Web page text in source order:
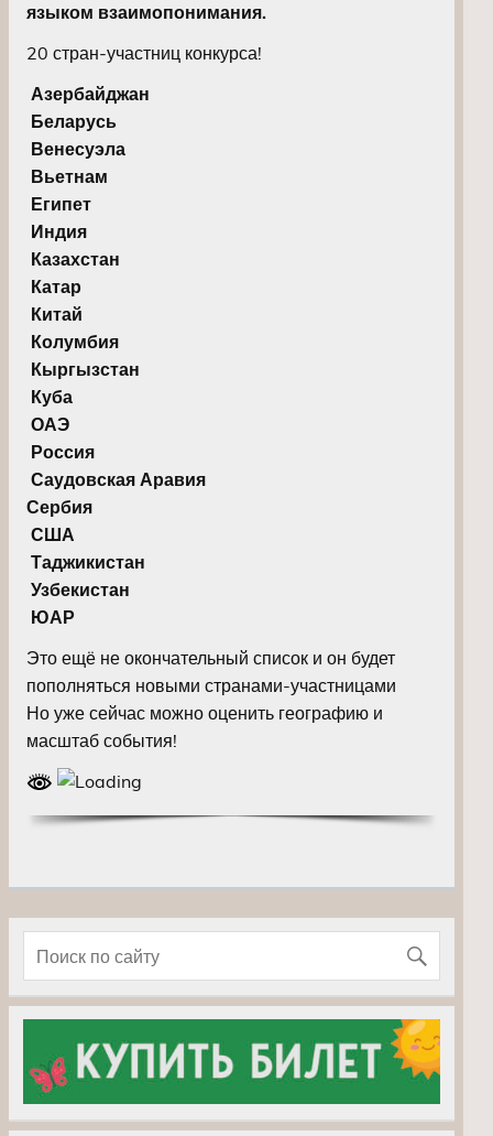
языком взаимопонимания.
20 стран-участниц конкурса!
Азербайджан
Беларусь
Венесуэла
Вьетнам
Египет
Индия
Казахстан
Катар
Китай
Колумбия
Кыргызстан
Куба
ОАЭ
Россия
Саудовская Аравия
Сербия
США
Таджикистан
Узбекистан
ЮАР
Это ещё не окончательный список и он будет
пополняться новыми странами-участницами
Но уже сейчас можно оценить географию и
масштаб события!